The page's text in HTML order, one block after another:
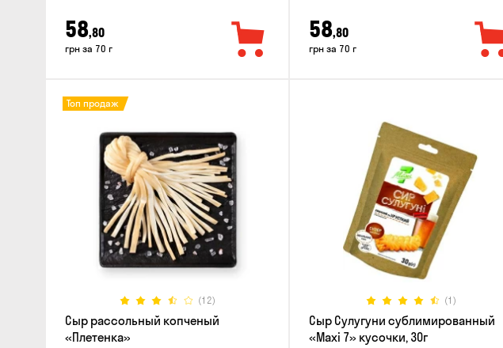
58,80
грн за 70 г
58,80
грн за 70 г
(12)
Топ продаж
Сыр рассольный копченый
«Плетенка»
(1)
Сыр Сулугуни сублимированный
«Maxi 7» кусочки, 30г